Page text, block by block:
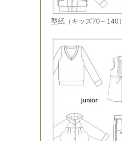
型紙（キッズ70～140）